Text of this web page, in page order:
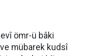
ömr-ü bâki
mübarek kudsî